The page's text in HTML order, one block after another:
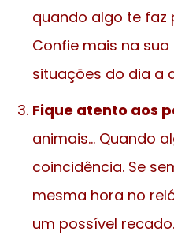
quando algo te faz
Confie mais na
situações do dia a
Fique atento aos
animais… Quando
coincidência. Se
mesma hora no
um possível